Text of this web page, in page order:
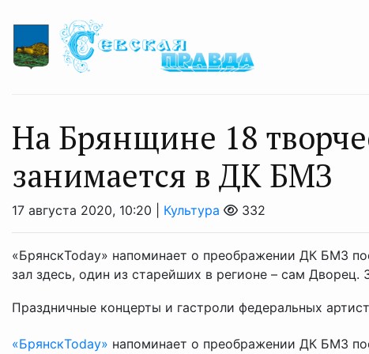
На Брянщине 18
занимается в ДК БМЗ
17 августа 2020, 10:20 | Культура 332
«БрянскToday» напоминает о преображении ДК БМЗ
зал здесь, один из старейших в регионе – сам
Праздничные концерты и гастроли федеральных
«БрянскToday» напоминает о преображении ДК БМЗ